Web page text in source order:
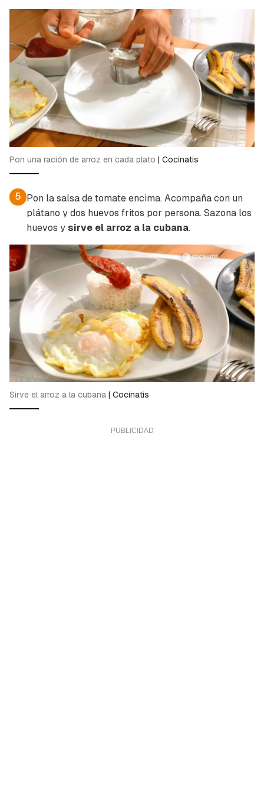
Pon una ración de arroz en cada plato | Cocinatis
5 Pon la salsa de tomate encima. Acompaña con un
plátano y dos huevos fritos por persona. Sazona los
huevos y sirve el arroz a la cubana.
Sirve el arroz a la cubana | Cocinatis